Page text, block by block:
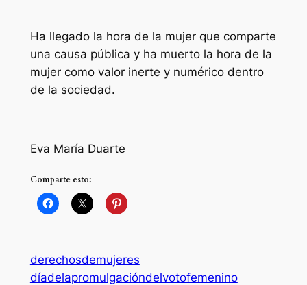
Ha llegado la hora de la mujer que comparte
una causa pública y ha muerto la hora de la
mujer como valor inerte y numérico dentro
de la sociedad.
Eva María Duarte
Comparte esto:
derechosdemujeres
díadelapromulgacióndelvotofemenino